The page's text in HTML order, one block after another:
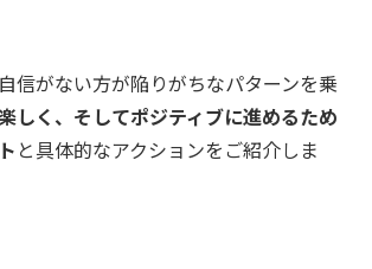
信がない方が陥りがちなパターンを乗
しく、そしてポジティブに進めるため
と具体的なアクションをご紹介しま